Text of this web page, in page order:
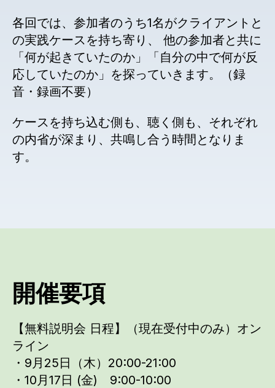
各回では、参加者のうち1名がクライアントと
の実践ケースを持ち寄り、 他の参加者と共に
「何が起きていたのか」「自分の中で何が反
応していたのか」を探っていきます。
（録
音・録画不要）
ケースを持ち込む側も、聴く側も、それぞれ
の内省が深まり、共鳴し合う時間となりま
す。
開催要項
【無料説明会 日程】（現在受付中のみ）オン
ライン
・9月25日（木）20:00-21:00
・ 10月17日 (金)
9:00-10:00